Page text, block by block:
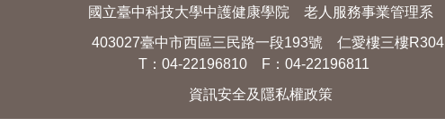
國立臺中科技大學中護健康學院 老人服務事業管理系
403027臺中市西區三民路一段193號 仁愛樓三樓R304
T：04-22196810 F：04-22196811
資訊安全及隱私權政策